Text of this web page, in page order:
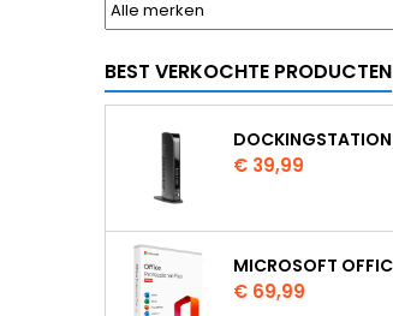
BEST VERKOCHTE PRODUCTEN
Prijs
€ 39,99
Prijs
€ 69,99